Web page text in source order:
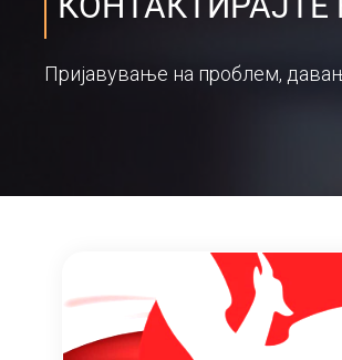
Пријавување на проблем,